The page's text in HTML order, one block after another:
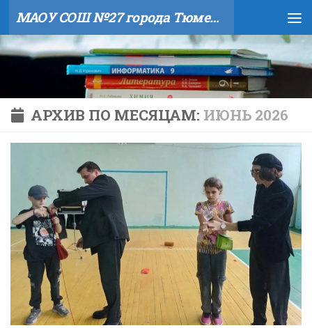
Skip to content МАОУ СОШ №27 города Тюмени
АРХИВ ПО МЕСЯЦАМ: ИЮНЬ 2026